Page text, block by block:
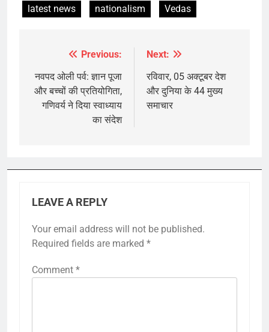
latest news
nationalism Vedas
navigation
Previous:
नवपद ओली पर्व: ज्ञान पूजा
और बच्चों की प्रतियोगिता,
गणिवर्य ने दिया स्वाध्याय
का संदेश
Next:
रविवार, 05 अक्टूबर देश
और दुनिया के 44 मुख्य
समाचार
LEAVE A REPLY
Your email address will not be published.
Required fields are marked *
Comment *